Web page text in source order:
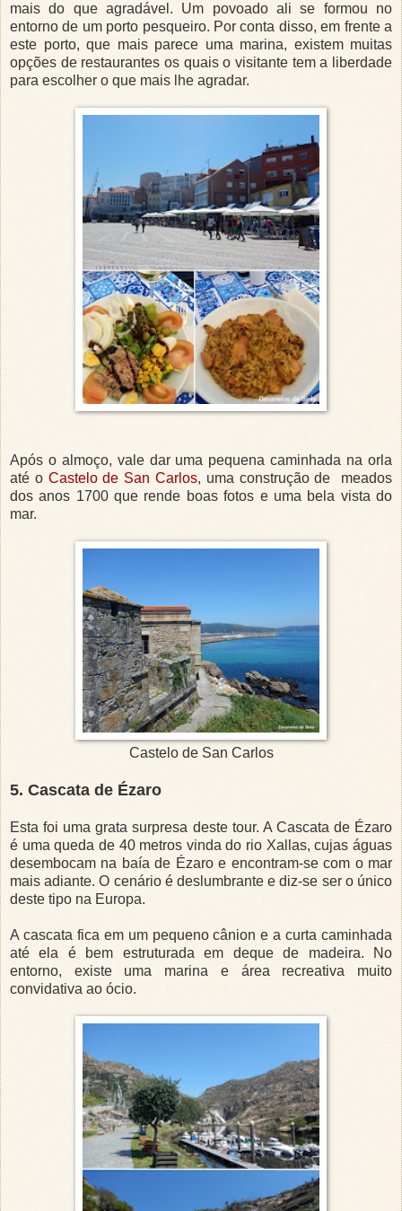
mais do que agradável. Um povoado ali se formou no
entorno de um porto pesqueiro. Por conta disso, em frente a
este porto, que mais parece uma marina, existem muitas
opções de restaurantes os quais o visitante tem a liberdade
para escolher o que mais lhe agradar.
Após o almoço, vale dar uma pequena caminhada na orla
até o Castelo de San Carlos, uma construção de meados
dos anos 1700 que rende boas fotos e uma bela vista do
mar.
Castelo de San Carlos
5. Cascata de Ézaro
Esta foi uma grata surpresa deste tour. A Cascata de Ézaro
é uma queda de 40 metros vinda do rio Xallas, cujas águas
desembocam na baía de Ézaro e encontram-se com o mar
mais adiante. O cenário é deslumbrante e diz-se ser o único
deste tipo na Europa.
A cascata fica em um pequeno cânion e a curta caminhada
até ela é bem estruturada em deque de madeira. No
entorno, existe uma marina e área recreativa muito
convidativa ao ócio.